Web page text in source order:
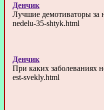
Денчик
Лучшие демотиваторы за
nedelu-35-shtyk.html
Денчик
При каких заболеваниях
est-svekly.html